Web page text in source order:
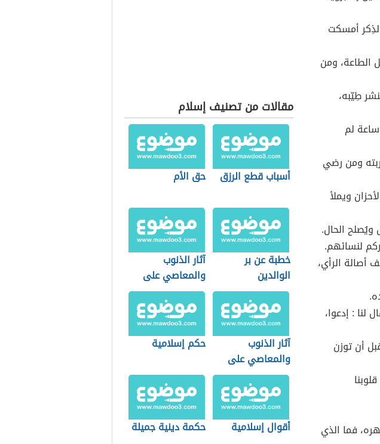
أمسكت
الطاعة، ومن
طِيّبه،
لم
ومن رضي
ويملأ
ويُصلح الحال.
لنسائهم.
الرأي،
لنا : إدعوا،
أن توزن
فما الذي
مقالات من تصنيف إسلام
أسباب قطع الرزق حق الأم
خطبة عن بر
الوالدين
آثار الذنوب
والمعاصي على
القلب
آثار الذنوب
والمعاصي على
الفرد والمجتمع
حكم إسلامية
أقوال إسلامية حكمة دينية جميلة